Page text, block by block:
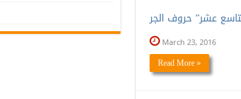
March 23, 2016
Read More »